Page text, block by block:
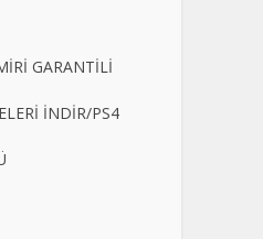
GARANTİLİ
İNDİR/PS4